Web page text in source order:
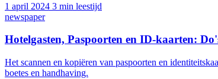
1 april 2024 3 min leestijd
newspaper
Hotelgasten, Paspoorten en ID-kaarten:
Het scannen en kopiëren van paspoorten en
boetes en handhaving.